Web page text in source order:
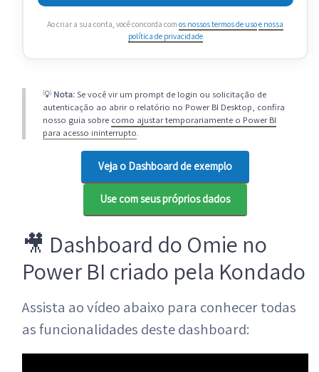
Ao criar a sua conta, você concorda com os nossos termos de usoe nossa
política de privacidade
💡Nota:Se você vir um prompt de login ou solicitação de
autenticação ao abrir o relatório no Power BI Desktop, confira
nosso guia sobre como ajustar temporariamente o Power BI
para acesso ininterrupto.
Veja o Dashboard de exemplo
Use com seus próprios dados
🎥 Dashboard do Omie no
Power BI criado pela Kondado
Assista ao vídeo abaixo para conhecer todas
as funcionalidades deste dashboard: